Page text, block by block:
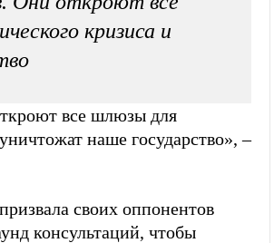
кризиса и
все шлюзы для
наше государство», –
своих оппонентов
консультаций, чтобы